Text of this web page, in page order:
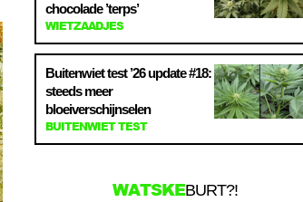
chocolade ’terps’
WIETZAADJES
Buitenwiet test ’26 update #18:
steeds meer
bloeiverschijnselen
BUITENWIET TEST
WATSKEBURT?!